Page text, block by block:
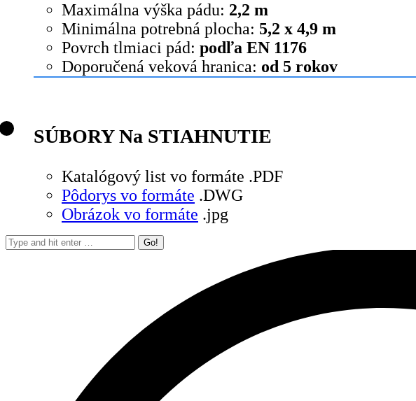
Maximálna výška pádu: 2,2 m
Minimálna potrebná plocha: 5,2 x 4,9 m
Povrch tlmiaci pád: podľa EN 1176
Doporučená veková hranica: od 5 rokov
SÚBORY Na STIAHNUTIE
Katalógový list vo formáte .PDF
Pôdorys vo formáte .DWG
Obrázok vo formáte .jpg
Search: